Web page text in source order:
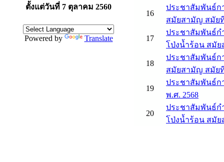
ตั้งแต่วันที่ 7 ตุลาคม 2560
Powered by Translate
16
ประชาสัมพันธ์ก
สมัยสามัญ สมัยที่
17
ประชาสัมพันธ์ก
โป่งน้ำร้อน สมัย
18
ประชาสัมพันธ์ก
สมัยสามัญ สมัยที่
19
ประชาสัมพันธ์ก
พ.ศ. 2568
20
ประชาสัมพันธ์ก
โป่งน้ำร้อน สมัย